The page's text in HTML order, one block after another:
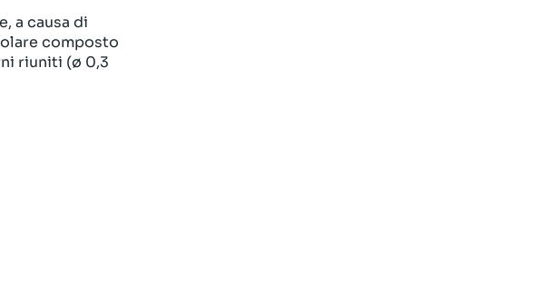
a causa di
composto
riuniti (ø 0,3